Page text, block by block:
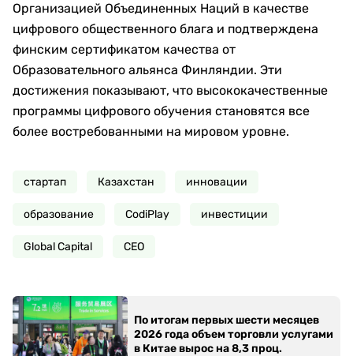
Организацией Объединенных Наций в качестве
цифрового общественного блага и подтверждена
финским сертификатом качества от
Образовательного альянса Финляндии. Эти
достижения показывают, что высококачественные
программы цифрового обучения становятся все
более востребованными на мировом уровне.
стартап Казахстан инновации
образование CodiPlay инвестиции
Global Capital СЕО
По итогам первых шести месяцев
2026 года объем торговли услугами
в Китае вырос на 8,3 проц.